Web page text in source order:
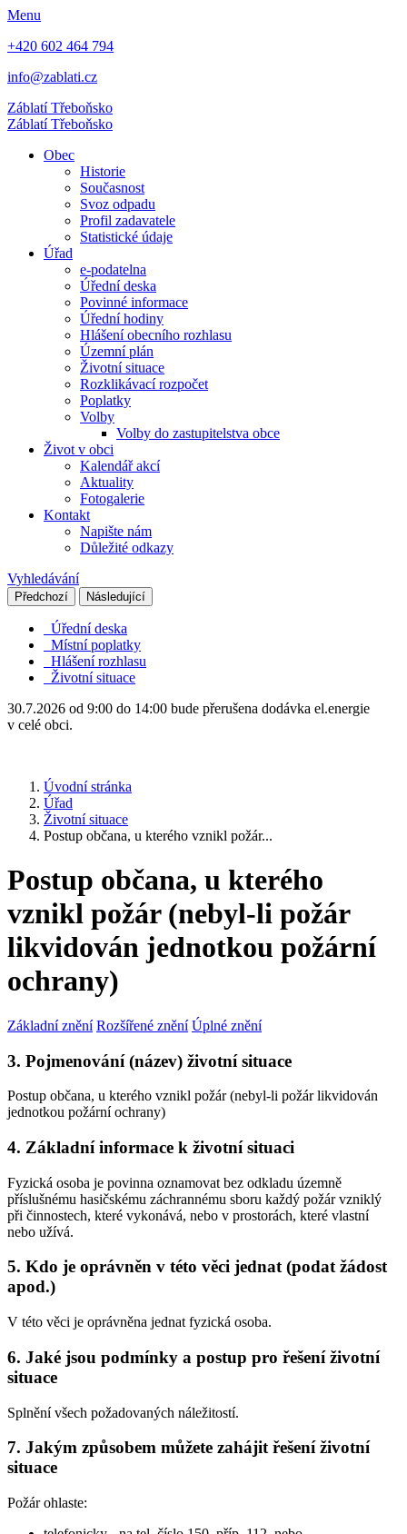
Menu
+420 602 464 794
info@zablati.cz
ZáblatíTřeboňsko
ZáblatíTřeboňsko
Obec
Historie
Současnost
Svoz odpadu
Profil zadavatele
Statistické údaje
Úřad
e-podatelna
Úřední deska
Povinné informace
Úřední hodiny
Hlášení obecního rozhlasu
Územní plán
Životní situace
Rozklikávací rozpočet
Poplatky
Volby
Volby do zastupitelstva obce
Život v obci
Kalendář akcí
Aktuality
Fotogalerie
Kontakt
Napište nám
Důležité odkazy
Vyhledávání
Předchozí Následující
Úřední deska
Místní poplatky
Hlášení rozhlasu
Životní situace
30.7.2026 od 9:00 do 14:00 bude přerušena dodávka el.energie
v celé obci.
Úvodní stránka
Úřad
Životní situace
Postup občana, u kterého vznikl požár...
Postup občana, u kterého
vznikl požár (nebyl-li požár
likvidován jednotkou požární
ochrany)
Základní znění Rozšířené znění Úplné znění
3. Pojmenování (název) životní situace
Postup občana, u kterého vznikl požár (nebyl-li požár likvidován
jednotkou požární ochrany)
4. Základní informace k životní situaci
Fyzická osoba je povinna oznamovat bez odkladu územně
příslušnému hasičskému záchrannému sboru každý požár vzniklý
při činnostech, které vykonává, nebo v prostorách, které vlastní
nebo užívá.
5. Kdo je oprávněn v této věci jednat (podat žádost
apod.)
V této věci je oprávněna jednat fyzická osoba.
6. Jaké jsou podmínky a postup pro řešení životní
situace
Splnění všech požadovaných náležitostí.
7. Jakým způsobem můžete zahájit řešení životní
situace
Požár ohlaste: